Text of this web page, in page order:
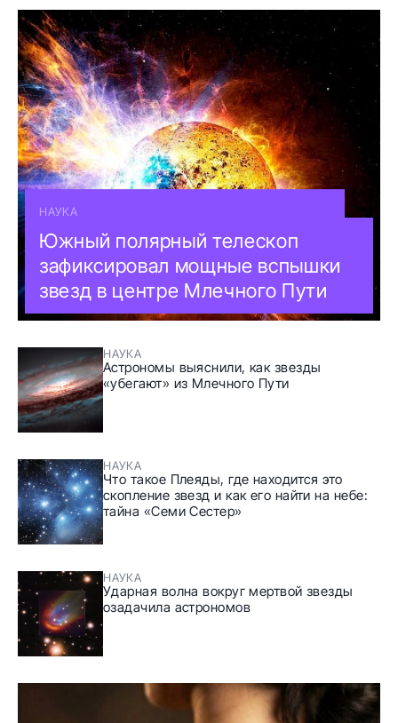
НАУКА
Южный полярный телескоп
зафиксировал мощные вспышки
звезд в центре Млечного Пути
НАУКА
Астрономы выяснили, как звезды
«убегают» из Млечного Пути
НАУКА
Что такое Плеяды, где находится это
скопление звезд и как его найти на небе:
тайна «Семи Сестер»
НАУКА
Ударная волна вокруг мертвой звезды
озадачила астрономов